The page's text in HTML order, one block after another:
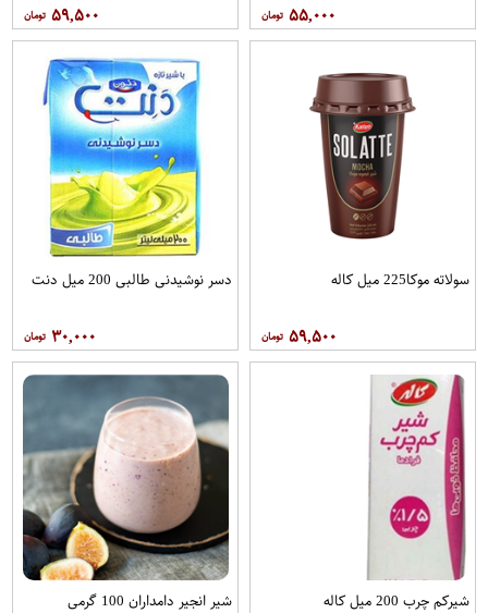
۵۵,۰۰۰ ۵۹,۵۰۰
سولاته موکا225 میل کاله
۵۹,۵۰۰
دسر نوشیدنی طالبی 200 میل دنت
۳۰,۰۰۰
شیرکم چرب 200 میل کاله شیر انجیر دامداران 100 گرمی